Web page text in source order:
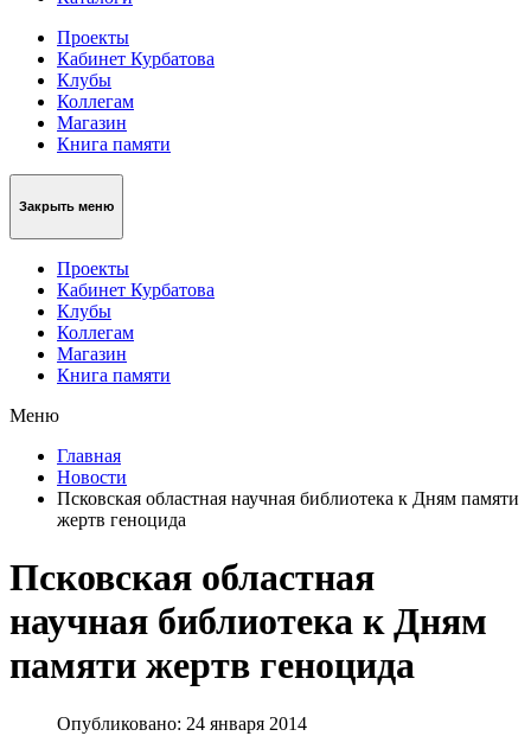
Проекты
Кабинет Курбатова
Клубы
Коллегам
Магазин
Книга памяти
Закрыть меню
Проекты
Кабинет Курбатова
Клубы
Коллегам
Магазин
Книга памяти
Меню
Главная
Новости
Псковская областная научная библиотека к Дням памяти
жертв геноцида
Псковская областная
научная библиотека к Дням
памяти жертв геноцида
Опубликовано: 24 января 2014